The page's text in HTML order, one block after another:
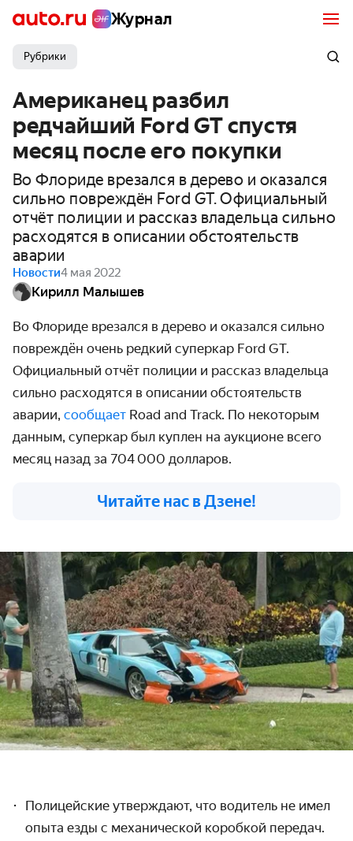
Журнал
Рубрики
Американец разбил
редчайший Ford GT спустя
месяц после его покупки
Во Флориде врезался в дерево и оказался
сильно повреждён Ford GT. Официальный
отчёт полиции и рассказ владельца сильно
расходятся в описании обстоятельств
аварии
Новости4 мая 2022
Кирилл Малышев
Во Флориде врезался в дерево и оказался сильно
повреждён очень редкий суперкар Ford GT.
Официальный отчёт полиции и рассказ владельца
сильно расходятся в описании обстоятельств
аварии, сообщает Road and Track. По некоторым
данным, суперкар был куплен на аукционе всего
месяц назад за 704 000 долларов.
Читайте нас в Дзене!
Полицейские утверждают, что водитель не имел
опыта езды с механической коробкой передач.